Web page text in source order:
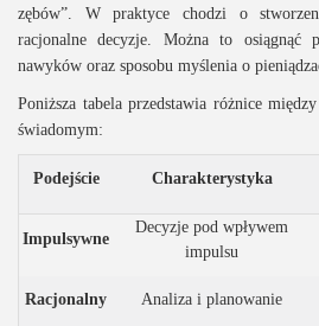
zębów”. W praktyce chodzi o
racjonalne decyzje. Można to osiągnąć
nawyków oraz sposobu myślenia o
Poniższa tabela przedstawia różnice
świadomym:
Podejście Charakterystyka
Impulsywne
Decyzje pod wpływem
impulsu
Racjonalny Analiza i planowanie